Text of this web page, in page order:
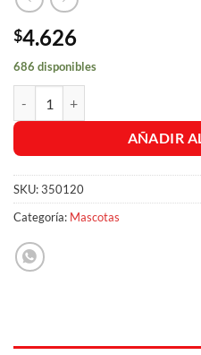
$4.626
686 disponibles
AÑADIR
SKU:350120
Categoría: Mascotas